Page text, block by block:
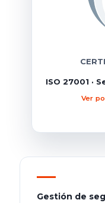
ISO 27001 ·
Ver
Gestión de